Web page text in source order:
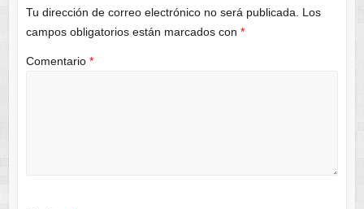
Tu dirección de correo electrónico no será publicada. Los
campos obligatorios están marcados con *
Comentario *